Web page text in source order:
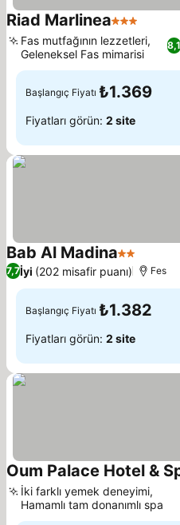
Riad Marlinea3 Yıldız
8,1
Fas mutfağının lezzetleri,
Geleneksel Fas mimarisi
Başlangıç Fiyatı ₺1.369
Fiyatları görün: 2 site
Bab Al Madina2 Yıldız
7,7İyi (202 misafir puanı) Fes
Başlangıç Fiyatı ₺1.382
Fiyatları görün: 2 site
Oum Palace Hotel &
İki farklı yemek deneyimi,
Hamamlı tam donanımlı spa